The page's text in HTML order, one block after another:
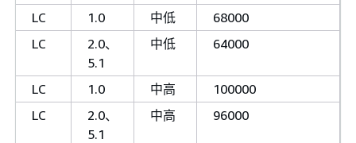
LC 1.0 中低
68000
LC
2.0、
5.1
中低 64000
LC 1.0 中高
100000
LC
2.0、
5.1
中高 96000